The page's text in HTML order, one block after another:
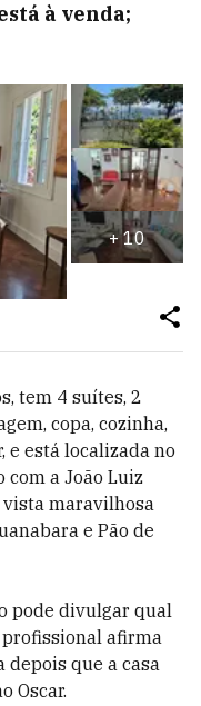
à venda;
+10
tem 4 suítes, 2
copa, cozinha,
e está localizada no
com a João Luiz
maravilhosa
e Pão de
pode divulgar qual
profissional afirma
que a casa
Oscar.